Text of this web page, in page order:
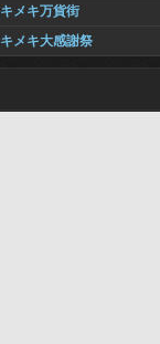
メキ万貨街
メキ大感謝祭